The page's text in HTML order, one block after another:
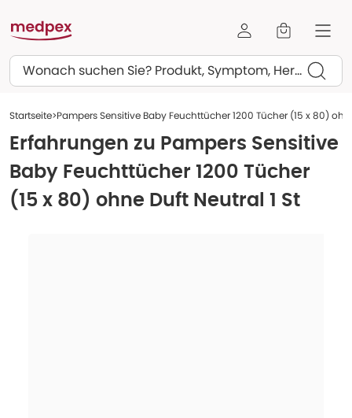
Suchen
Startseite Pampers Sensitive Baby Feuchttücher 1200 Tücher (15 x 80)
Erfahrungen zu Pampers Sensitive
Baby Feuchttücher 1200 Tücher
(15 x 80) ohne Duft Neutral 1 St